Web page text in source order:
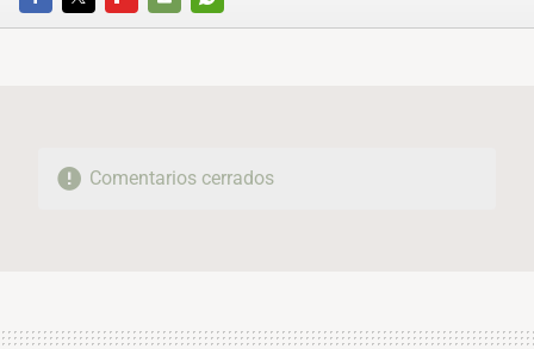
FACEBOOKTWITTERFLIPBOARD
E-
WHATSAPP
Comentarios cerrados